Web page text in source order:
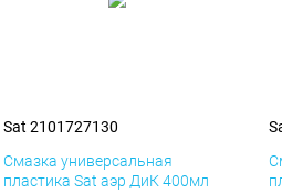
Sat 2101727130
Смазка универсальная
пластика Sat аэр ДиК 400мл